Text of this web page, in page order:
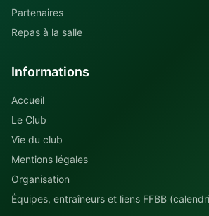
Partenaires
Repas à la salle
Informations
Accueil
Le Club
Vie du club
Mentions légales
Organisation
Équipes, entraîneurs et liens FFBB